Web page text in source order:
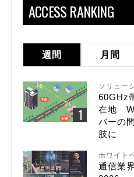
ACCESS RANKING
週間 月間
ソリュー
60GHz
在地
バーの
肢に
ホワイト
通信業